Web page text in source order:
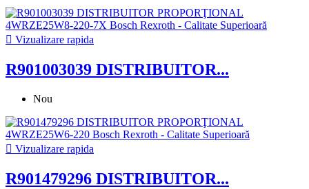
 Vizualizare rapida
R901003039 DISTRIBUITOR...
Nou
 Vizualizare rapida
R901479296 DISTRIBUITOR...